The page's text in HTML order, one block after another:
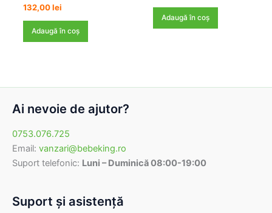
132,00lei
Adaugă în coș
a
fost:
Adaugă în coș
Ai nevoie de ajutor?
0753.076.725
Email: vanzari@bebeking.ro
Suport telefonic: Luni – Duminică 08:00-19:00
Suport şi asistenţă